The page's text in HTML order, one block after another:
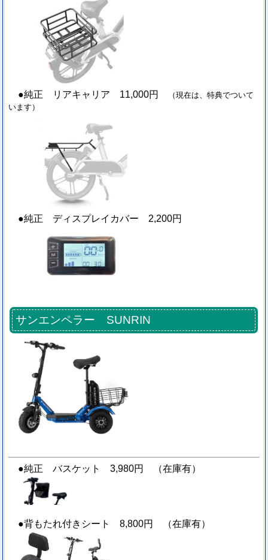
●純正 リアキャリア 11,000円
（現在は、特典でついて
います）
●純正 ディスプレイカバー 2,200円
サンエンペラー SUNRIN
●純正 バスケット 3,980円 （在庫有）
●背もたれ付きシート 8,800円 （在庫有）